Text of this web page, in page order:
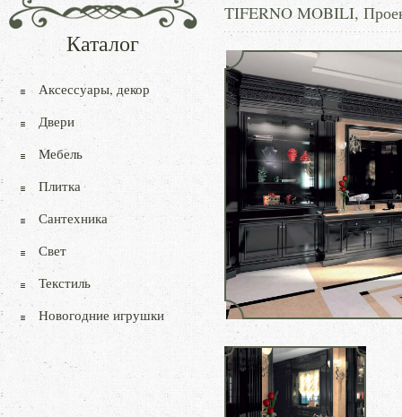
TIFERNO MOBILI,
Каталог
Аксессуары, декор
Двери
Мебель
Плитка
Сантехника
Свет
Текстиль
Новогодние игрушки